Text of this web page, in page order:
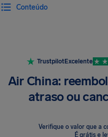
Conteúdo
TrustpilotExcelente
Air China:
atraso ou
Verifique o valor que a
É grátis e